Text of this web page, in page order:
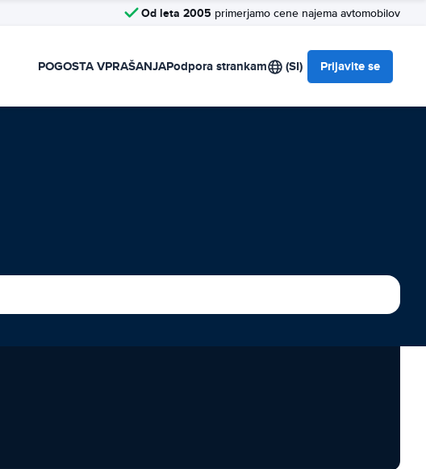
Od leta 2005 primerjamo cene najema avtomobilov
POGOSTA VPRAŠANJAPodpora strankam (SI) Prijavite se